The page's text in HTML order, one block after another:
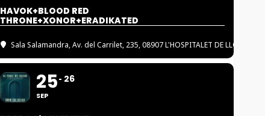
HAVOK+BLOOD RED
THRONE+XONOR+ERADIKATED
Sala Salamandra, Av. del Carrilet, 235, 08907 L'HOSPITALET DE LLOBREGAT
25
SEP
26